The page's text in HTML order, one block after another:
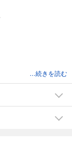
...続きを読む